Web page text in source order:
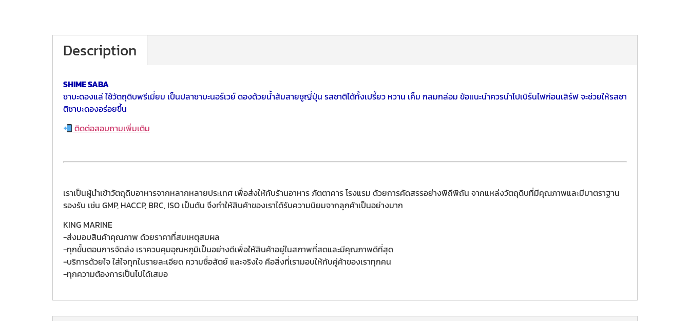
Description
SHIME SABA
ซาบะดองแล่ใช้วัตถุดิบพรีเมี่ยม เป็นปลาซาบะนอร์เวย์ ดองด้วยน้ำส้มสายชูญี่ปุ่น รสชาติได้ทั้งเปรี้ยว หวาน เค็ม กลมกล่อม ข้อแนะนำควรนำไปเบิร์นไฟก่อนเสิร์ฟ จะช่วยให้รสชา
ติซาบะดองอร่อยขึ้น
ติดต่อสอบถามเพิ่มเติม
เราเป็นผู้นำเข้าวัตถุดิบอาหารจากหลากหลายประเทศ เพื่อส่งให้กับร้านอาหาร ภัตตาคาร โรงแรม ด้วยการคัดสรรอย่างพิถีพิถัน จากแหล่งวัตถุดิบที่มีคุณภาพและมีมาตราฐาน
รองรับ เช่น GMP, HACCP, BRC, ISO เป็นต้น จึงทำให้สินค้าของเราได้รับความนิยมจากลูกค้าเป็นอย่างมาก
KING MARINE
-ส่งมอบสินค้าคุณภาพ ด้วยราคาที่สมเหตุสมผล
-ทุกขั้นตอนการจัดส่ง เราควบคุมอุณหภูมิเป็นอย่างดีเพื่อให้สินค้าอยู่ในสภาพที่สดและมีคุณภาพดีที่สุด
-บริการด้วยใจ ใส่ใจทุกในรายละเอียด ความซื่อสัตย์ และจริงใจ คือสิ่งที่เรามอบให้กับคู่ค้าของเราทุกคน
-ทุกความต้องการเป็นไปได้เสมอ